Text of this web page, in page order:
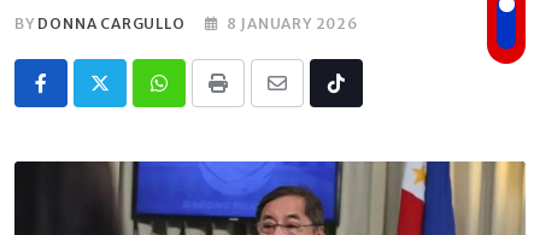
BY DONNA CARGULLO 8 JANUARY 2026
Whatsapp
Print
Share
Email
Tiktok